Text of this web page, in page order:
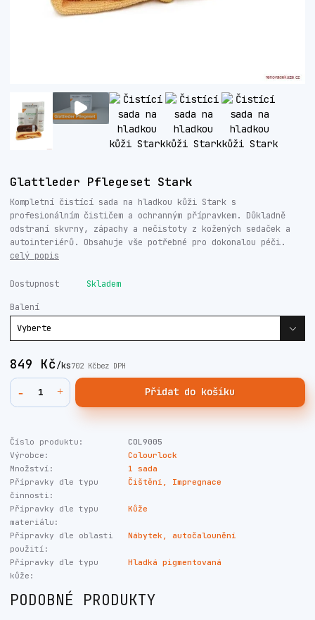
Glattleder Pflegeset Stark
Kompletní čistící sada na hladkou kůži Stark s
profesionálním čističem a ochranným přípravkem. Důkladně
odstraní skvrny, zápachy a nečistoty z kožených sedaček a
autointeriérů. Obsahuje vše potřebné pro dokonalou péči.
celý popis
Dostupnost Skladem
Balení
849 Kč/ks702 Kčbez DPH
Přidat do košíku
Číslo produktu:
COL9005
Výrobce:
Colourlock
Množství:
1 sada
Přípravky dle typu
činnosti:
Čištění, Impregnace
Přípravky dle typu
materiálu:
Kůže
Přípravky dle oblasti
použití:
Nábytek, autočalounění
Přípravky dle typu
kůže:
Hladká pigmentovaná
PODOBNÉ PRODUKTY